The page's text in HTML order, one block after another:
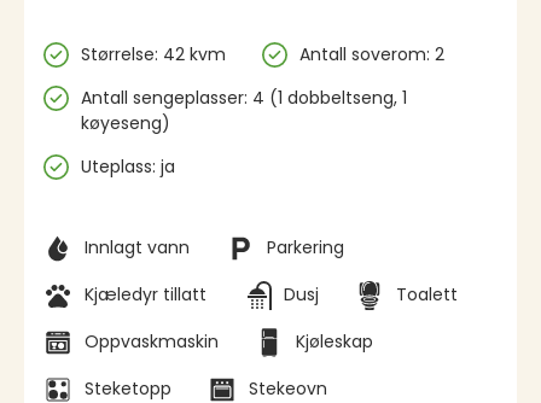
Spesifikasjoner
Størrelse: 42 kvm
Antall soverom: 2
Antall sengeplasser: 4 (1 dobbeltseng, 1
køyeseng)
Uteplass: ja
Fasiliteter
Innlagt vann
Parkering
Kjæledyr tillatt
Dusj
Toalett
Oppvaskmaskin
Kjøleskap
Steketopp
Stekeovn